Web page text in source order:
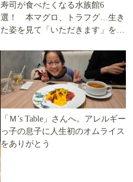
寿司が食べたくなる水族館6
選！ 本マグロ、トラフグ…生き
た姿を見て「いただきます」を考
「Ｍ’s Table」さんへ。アレルギー
っ子の息子に人生初のオムライス
をありがとう